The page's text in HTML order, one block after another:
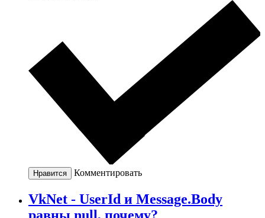
Нравится Комментировать
VkNet - UserId и Message.Body